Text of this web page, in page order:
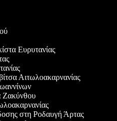
Ευρυτανίας
Αιτωλοακαρνανίας
Ζακύνθου
στη Ροδαυγή Άρτας